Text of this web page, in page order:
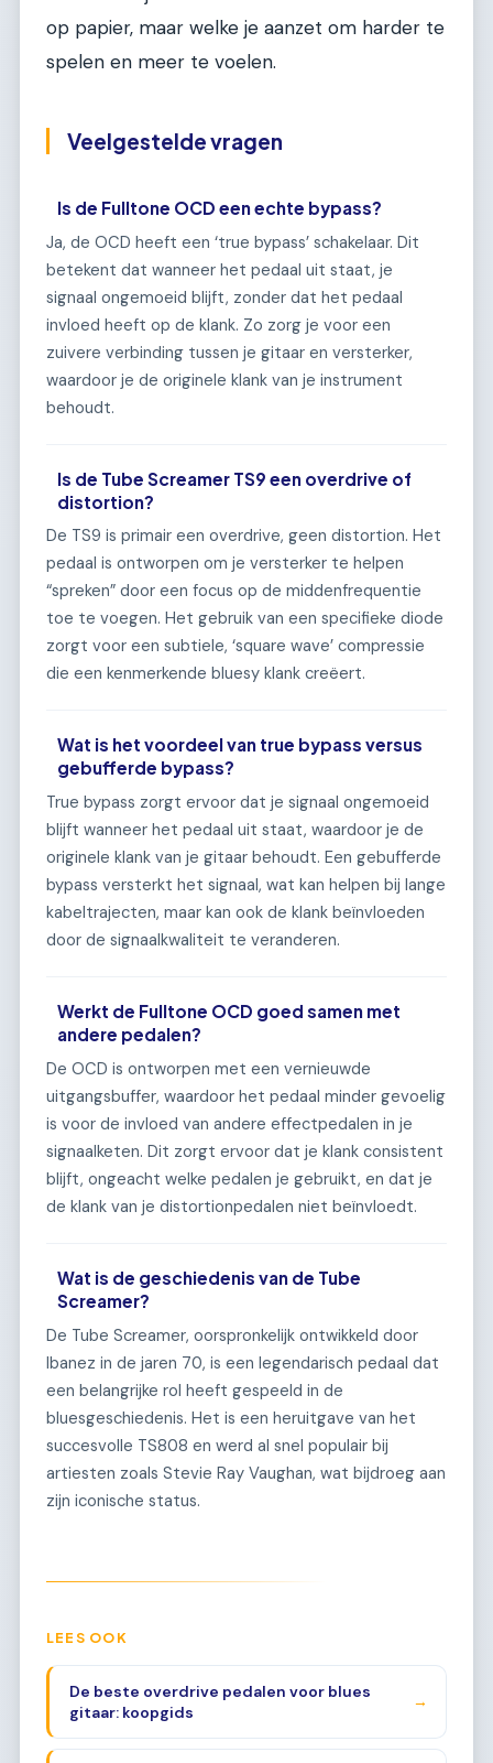
op papier, maar welke je aanzet om harder te
spelen en meer te voelen.
Veelgestelde vragen
Is de Fulltone OCD een echte bypass?
Ja, de OCD heeft een ‘true bypass’ schakelaar. Dit
betekent dat wanneer het pedaal uit staat, je
signaal ongemoeid blijft, zonder dat het pedaal
invloed heeft op de klank. Zo zorg je voor een
zuivere verbinding tussen je gitaar en versterker,
waardoor je de originele klank van je instrument
behoudt.
Is de Tube Screamer TS9 een overdrive of
distortion?
De TS9 is primair een overdrive, geen distortion. Het
pedaal is ontworpen om je versterker te helpen
“spreken” door een focus op de middenfrequentie
toe te voegen. Het gebruik van een specifieke diode
zorgt voor een subtiele, ‘square wave’ compressie
die een kenmerkende bluesy klank creëert.
Wat is het voordeel van true bypass versus
gebufferde bypass?
True bypass zorgt ervoor dat je signaal ongemoeid
blijft wanneer het pedaal uit staat, waardoor je de
originele klank van je gitaar behoudt. Een gebufferde
bypass versterkt het signaal, wat kan helpen bij lange
kabeltrajecten, maar kan ook de klank beïnvloeden
door de signaalkwaliteit te veranderen.
Werkt de Fulltone OCD goed samen met
andere pedalen?
De OCD is ontworpen met een vernieuwde
uitgangsbuffer, waardoor het pedaal minder gevoelig
is voor de invloed van andere effectpedalen in je
signaalketen. Dit zorgt ervoor dat je klank consistent
blijft, ongeacht welke pedalen je gebruikt, en dat je
de klank van je distortionpedalen niet beïnvloedt.
Wat is de geschiedenis van de Tube
Screamer?
De Tube Screamer, oorspronkelijk ontwikkeld door
Ibanez in de jaren 70, is een legendarisch pedaal dat
een belangrijke rol heeft gespeeld in de
bluesgeschiedenis. Het is een heruitgave van het
succesvolle TS808 en werd al snel populair bij
artiesten zoals Stevie Ray Vaughan, wat bijdroeg aan
zijn iconische status.
LEES OOK
De beste overdrive pedalen voor blues
gitaar: koopgids
→